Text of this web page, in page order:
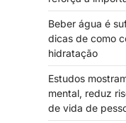
Beber água é
dicas de como
hidratação
Estudos
mental, reduz
de vida de